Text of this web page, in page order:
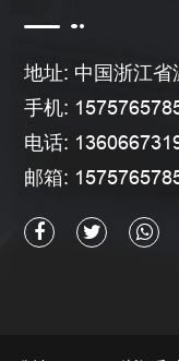
地址: 中国浙江省
手机:
电话:
邮箱: